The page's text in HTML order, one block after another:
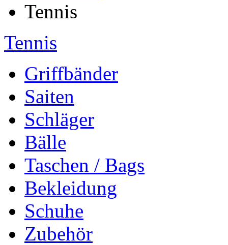
Tennis
Tennis
Griffbänder
Saiten
Schläger
Bälle
Taschen / Bags
Bekleidung
Schuhe
Zubehör